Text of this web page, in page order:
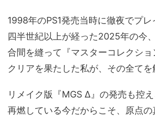
1998年のPS1発売当時に徹夜でプレ
四半世紀以上が経った2025年の今
合間を縫って『マスターコレクシ
クリアを果たした私が、その全てを
リメイク版『MGS Δ』の発売も控
再燃している今だからこそ、原点